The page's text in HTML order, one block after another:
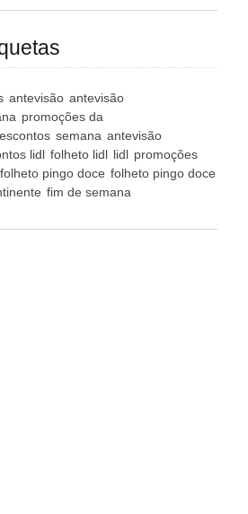
antevisão antevisão
promoções da
semana antevisão
lidl folheto lidl lidl promoções
folheto pingo doce folheto pingo doce
fim de semana